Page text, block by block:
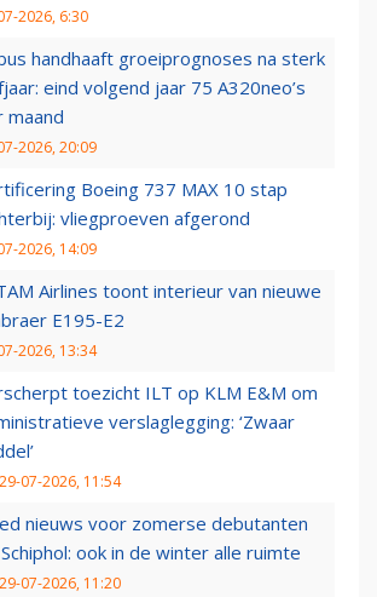
2026, 6:30
handhaaft groeiprognoses na sterk
eind volgend jaar 75 A320neo’s
maand
2026, 20:09
Boeing 737 MAX 10 stap
vliegproeven afgerond
2026, 14:09
Airlines toont interieur van nieuwe
E195-E2
2026, 13:34
toezicht ILT op KLM E&M om
verslaglegging: ‘Zwaar
29-07-2026, 11:54
nieuws voor zomerse debutanten
ook in de winter alle ruimte
29-07-2026, 11:20